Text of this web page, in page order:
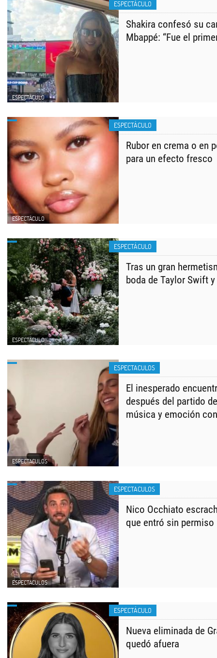
ESPECTÁCULO
ESPECTÁCULO
Shakira confesó su
Mbappé: “Fue el
ESPECTÁCULO
ESPECTÁCULO
Rubor en crema o en
para un efecto fresco
ESPECTÁCULO
ESPECTÁCULO
Tras un gran
boda de Taylor Swift
ESPECTACULOS
ESPECTACULOS
El inesperado
después del partido
música y emoción
ESPECTACULOS
ESPECTACULOS
Nico Occhiato
que entró sin
ESPECTÁCULO
Nueva eliminada de
quedó afuera